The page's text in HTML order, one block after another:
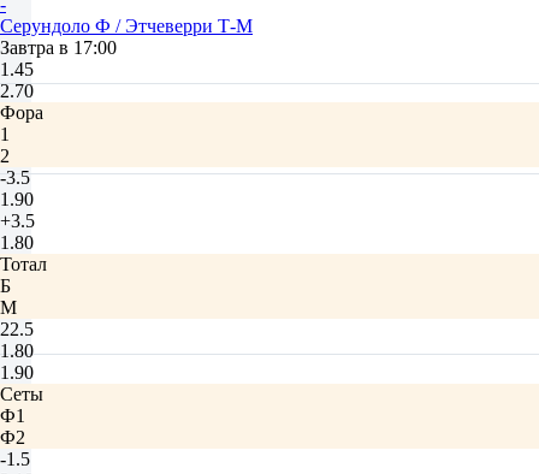
-
Серундоло Ф / Этчеверри Т-М
Завтра в 17:00
1.45
2.70
Фора
1
2
-3.5
1.90
+3.5
1.80
Тотал
Б
М
22.5
1.80
1.90
Сеты
Ф1
Ф2
-1.5